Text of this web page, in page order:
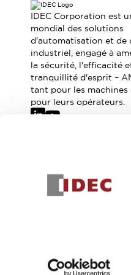
Où acheter
Distributeurs en ligne
IDEC Corporation est
mondial des solutions
d'automatisation et de
industriel, engagé à
la sécurité, l'efficacité
tranquillité d'esprit –
tant pour les machines
pour leurs opérateurs.